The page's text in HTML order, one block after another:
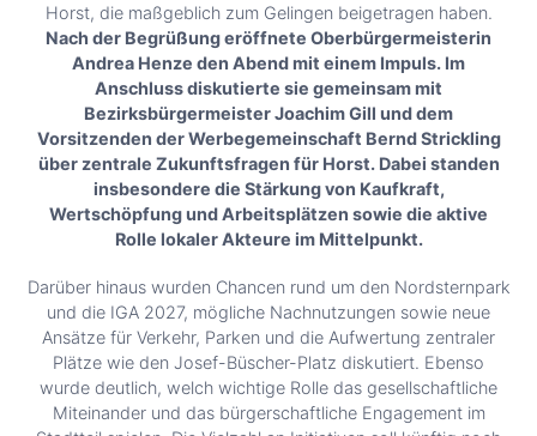
Horst, die maßgeblich zum Gelingen beigetragen haben.
Nach der Begrüßung eröffnete Oberbürgermeisterin
Andrea Henze den Abend mit einem Impuls. Im
Anschluss diskutierte sie gemeinsam mit
Bezirksbürgermeister Joachim Gill und dem
Vorsitzenden der Werbegemeinschaft Bernd Strickling
über zentrale Zukunftsfragen für Horst. Dabei standen
insbesondere die Stärkung von Kaufkraft,
Wertschöpfung und Arbeitsplätzen sowie die aktive
Rolle lokaler Akteure im Mittelpunkt.
Darüber hinaus wurden Chancen rund um den Nordsternpark
und die IGA 2027, mögliche Nachnutzungen sowie neue
Ansätze für Verkehr, Parken und die Aufwertung zentraler
Plätze wie den Josef-Büscher-Platz diskutiert. Ebenso
wurde deutlich, welch wichtige Rolle das gesellschaftliche
Miteinander und das bürgerschaftliche Engagement im